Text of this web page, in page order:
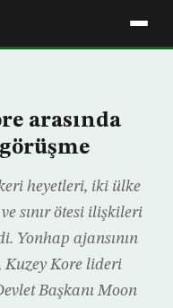
arasında
heyetleri, iki ülke
sınır ötesi ilişkileri
Yonhap ajansının
Kuzey Kore lideri
Başkanı Moon